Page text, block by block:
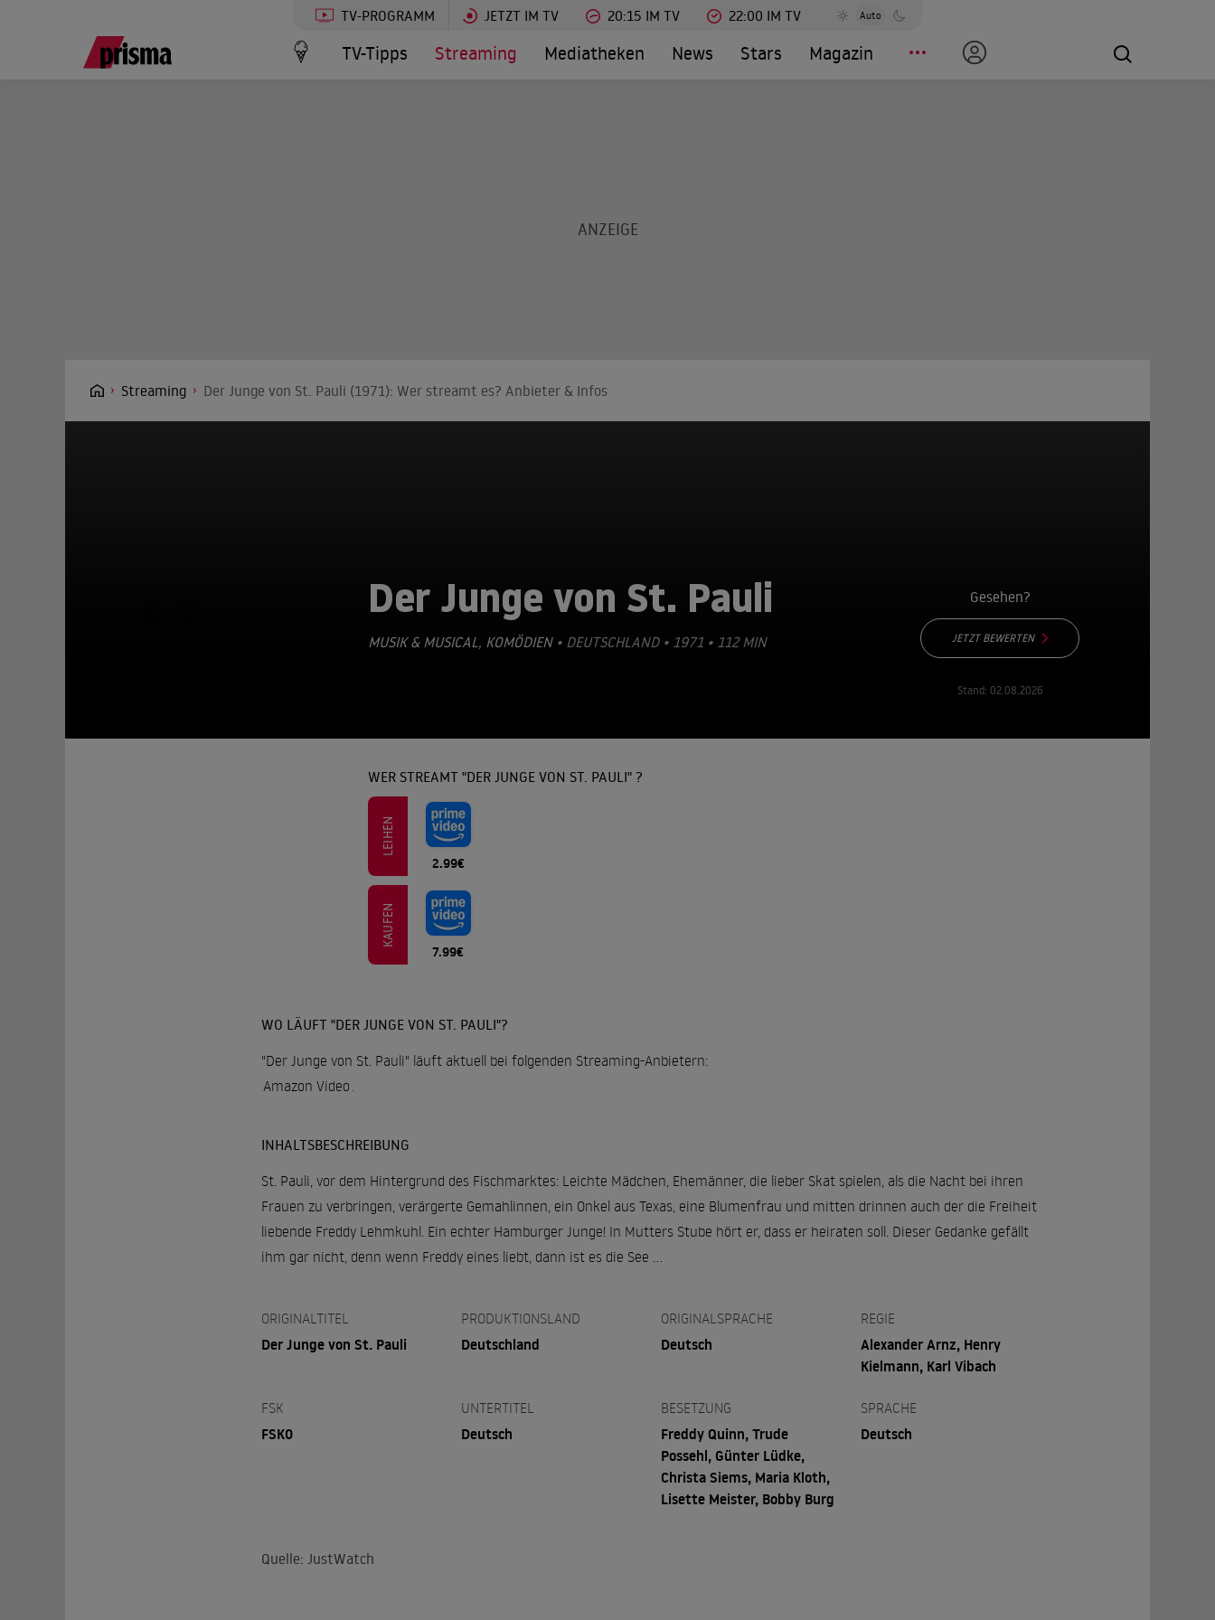
TV-PROGRAMM JETZT IM TV 20:15 IM TV 22:00 IM TV Auto
TV-Tipps Streaming Mediatheken News Stars Magazin
Streaming Der Junge von St. Pauli (1971): Wer streamt es? Anbieter & Infos
Der Junge von St. Pauli
MUSIK & MUSICAL, KOMÖDIEN• DEUTSCHLAND • 1971 • 112 MIN
Gesehen?
JETZT BEWERTEN
Stand: 02.08.2026
WER STREAMT "DER JUNGE VON ST. PAULI" ?
LEIHEN
2.99€
KAUFEN
7.99€
WO LÄUFT "DER JUNGE VON ST. PAULI"?
"Der Junge von St. Pauli" läuft aktuell bei folgenden Streaming-Anbietern:
Amazon Video .
INHALTSBESCHREIBUNG
St. Pauli, vor dem Hintergrund des Fischmarktes: Leichte Mädchen, Ehemänner, die lieber Skat spielen, als die Nacht bei ihren
Frauen zu verbringen, verärgerte Gemahlinnen, ein Onkel aus Texas, eine Blumenfrau und mitten drinnen auch der die Freiheit
liebende Freddy Lehmkuhl. Ein echter Hamburger Junge! In Mutters Stube hört er, dass er heiraten soll. Dieser Gedanke gefällt
ihm gar nicht, denn wenn Freddy eines liebt, dann ist es die See ...
ORIGINALTITEL
Der Junge von St. Pauli
PRODUKTIONSLAND
Deutschland
ORIGINALSPRACHE
Deutsch
REGIE
Alexander Arnz, Henry
Kielmann, Karl Vibach
FSK
FSK0
UNTERTITEL
Deutsch
BESETZUNG
Freddy Quinn, Trude
Possehl, Günter Lüdke,
Christa Siems, Maria Kloth,
Lisette Meister, Bobby Burg
SPRACHE
Deutsch
Quelle: JustWatch